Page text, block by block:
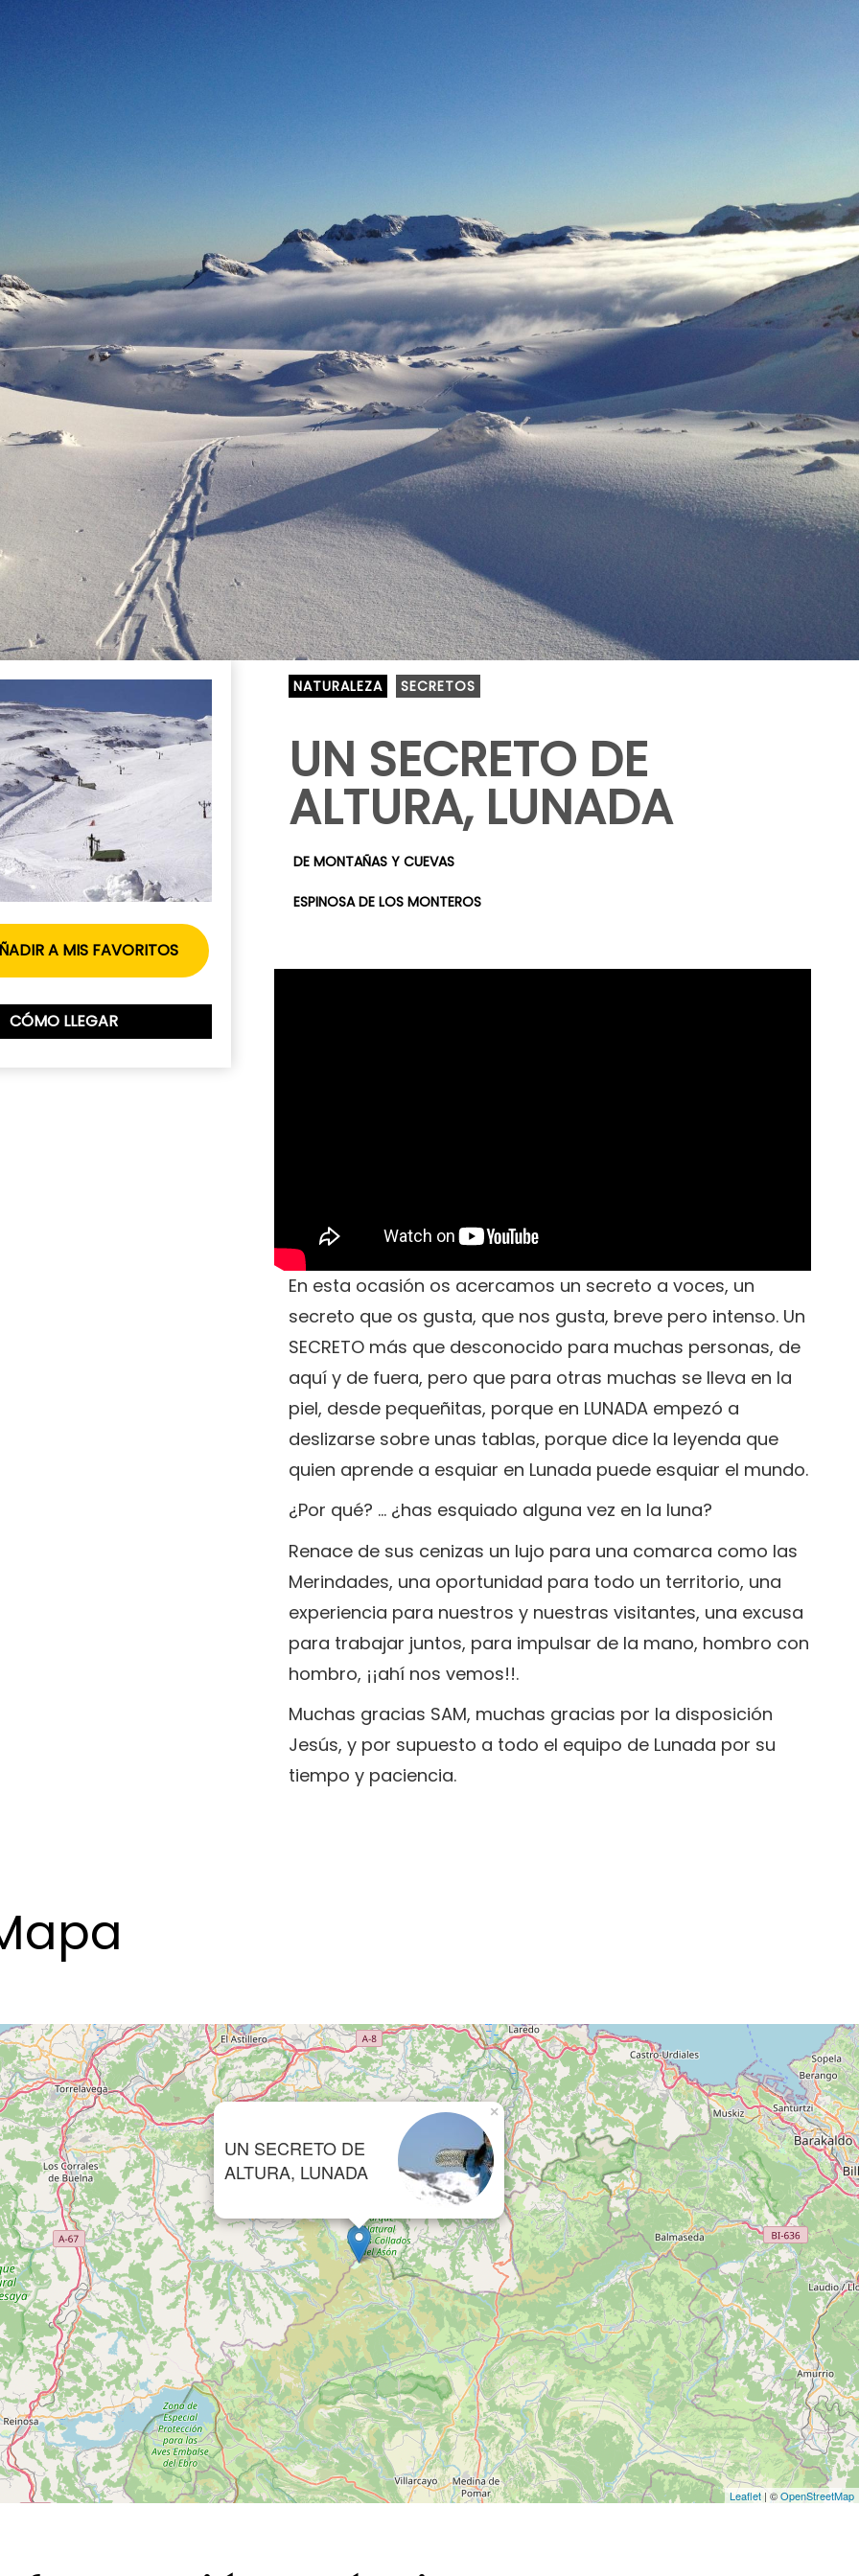
A MIS FAVORITOS
CÓMO LLEGAR
NATURALEZA SECRETOS
UN SECRETO DE
ALTURA, LUNADA
DE MONTAÑAS Y CUEVAS
ESPINOSA DE LOS MONTEROS
En esta ocasión os acercamos un secreto a voces, un
secreto que os gusta, que nos gusta, breve pero intenso. Un
SECRETO más que desconocido para muchas personas, de
aquí y de fuera, pero que para otras muchas se lleva en la
piel, desde pequeñitas, porque en LUNADA empezó a
deslizarse sobre unas tablas, porque dice la leyenda que
quien aprende a esquiar en Lunada puede esquiar el mundo.
¿Por qué? ... ¿has esquiado alguna vez en la luna?
Renace de sus cenizas un lujo para una comarca como las
Merindades, una oportunidad para todo un territorio, una
experiencia para nuestros y nuestras visitantes, una excusa
para trabajar juntos, para impulsar de la mano, hombro con
hombro, ¡¡ahí nos vemos!!.
Muchas gracias SAM, muchas gracias por la disposición
Jesús, y por supuesto a todo el equipo de Lunada por su
tiempo y paciencia.
UN SECRETO DE
ALTURA, LUNADA
×
Leaflet | ©OpenStreetMap